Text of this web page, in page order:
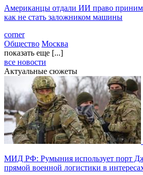
Американцы отдали ИИ право
как не стать заложником машины
corner
Общество Москва
показать еще [...]
все новости
Актуальные сюжеты
МИД РФ: Румыния использует порт
прямой военной логистики в